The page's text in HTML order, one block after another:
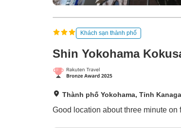
Khách sạn thành phố
Shin Yokohama
Thành phố Yokohama, Tỉnh
Good location about three minute